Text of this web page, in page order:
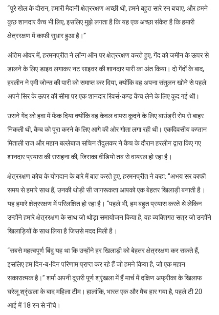
“पूरे खेल के दौरान, हमारी मैदानी क्षेत्ररक्षण अच्छी थी, हमने बहुत सारे रन बचाए, और हमने
कुछ शानदार कैच भी लिए, इसलिए मुझे लगता है कि यह एक अच्छा संकेत है कि हमारी
क्षेत्ररक्षण में काफी सुधार हुआ है।”
अंतिम ओवर में, हरमनप्रीत ने लॉन्ग ऑन पर क्षेत्ररक्षण करते हुए, गेंद को जमीन के ऊपर से
डालने के लिए डाइव लगाकर नट साइवर की शानदार पारी का अंत किया। दो गेंदों के बाद,
हरलीन ने एमी जोन्स की पारी को समाप्त कर दिया, क्योंकि वह अपना संतुलन खोने से पहले
अपने सिर के ऊपर की सीमा पर एक शानदार रिवर्स-कप्ड कैच लेने के लिए कूद गई थी।
उसने गेंद को हवा में फेंक दिया क्योंकि वह केवल वापस कूदने के लिए बाउंड्री रोप से बाहर
निकली थी, कैच को पूरा करने के लिए आगे की ओर गोता लगा रही थी। एकदिवसीय कप्तान
मिताली राज और महान बल्लेबाज सचिन तेंदुलकर ने कैच के दौरान हरलीन द्वारा किए गए
शानदार प्रयास की सराहना की, जिसका वीडियो तब से वायरल हो रहा है।
क्षेत्ररक्षण कोच के योगदान के बारे में बात करते हुए, हरमनप्रीत ने कहा: “अभय सर काफी
समय से हमारे साथ हैं, उनकी थोड़ी सी जागरूकता आपको एक बेहतर खिलाड़ी बनाती है।
यह हमारे क्षेत्ररक्षण में परिलक्षित हो रहा है। “पहले भी, हम बहुत प्रयास करते थे लेकिन
उन्होंने हमारे क्षेत्ररक्षण के साथ जो थोड़ा समायोजन किया है, वह व्यक्तिगत सत्र जो उन्होंने
खिलाड़ियों के साथ लिया है जिससे मदद मिली है।
“सबसे महत्वपूर्ण बिंदु यह था कि उन्होंने हर खिलाड़ी को बेहतर क्षेत्ररक्षण कर सकते हैं,
इसलिए हम दिन-ब-दिन परिणाम प्राप्त कर रहे हैं जो हमने किया है, जो एक महान
सकारात्मक है।” शर्मा अपनी दूसरी पूर्ण श्रृंखला में हैं मार्च में दक्षिण अफ्रीका के खिलाफ
घरेलू श्रृंखला के बाद महिला टीम। हालांकि, भारत एक और मैच हार गया है, पहले टी 20
आई में 18 रन से नीचे।